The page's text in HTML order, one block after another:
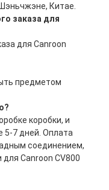
Китае.
заказа для
для Canroon
предметом
коробки, и
5-7 дней. Оплата
соединением,
Canroon CV800